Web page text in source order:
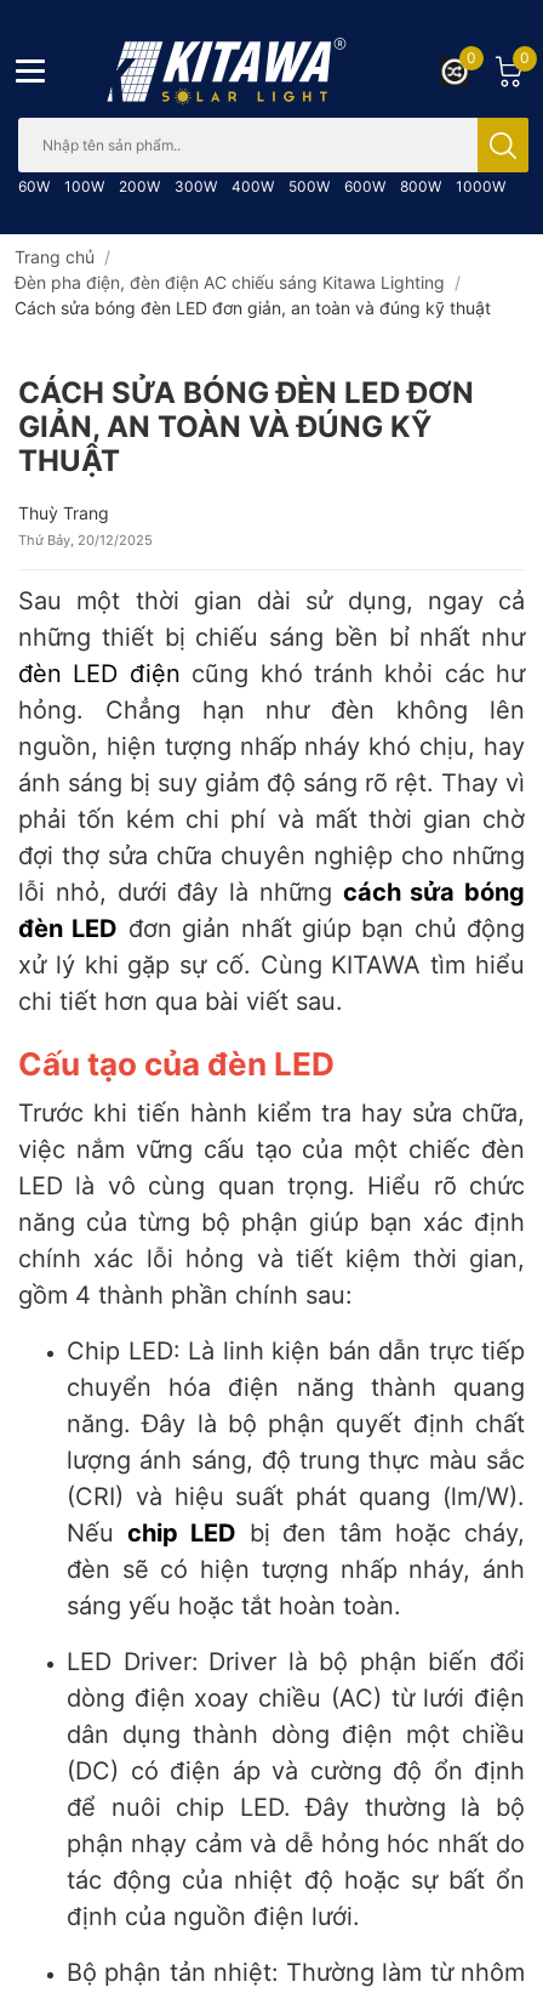
60W 100W 200W 300W 400W 500W 600W 800W 1000W
0
0
Trang chủ /
Đèn pha điện, đèn điện AC chiếu sáng Kitawa Lighting /
Cách sửa bóng đèn LED đơn giản, an toàn và đúng kỹ thuật
CÁCH SỬA BÓNG ĐÈN LED ĐƠN
GIẢN, AN TOÀN VÀ ĐÚNG KỸ
THUẬT
Thuỳ Trang
Thứ Bảy, 20/12/2025
Sau một thời gian dài sử dụng, ngay cả
những thiết bị chiếu sáng bền bỉ nhất như
đèn LED điện cũng khó tránh khỏi các hư
hỏng. Chẳng hạn như đèn không lên
nguồn, hiện tượng nhấp nháy khó chịu, hay
ánh sáng bị suy giảm độ sáng rõ rệt. Thay vì
phải tốn kém chi phí và mất thời gian chờ
đợi thợ sửa chữa chuyên nghiệp cho những
lỗi nhỏ, dưới đây là những cách sửa bóng
đèn LED đơn giản nhất giúp bạn chủ động
xử lý khi gặp sự cố. Cùng KITAWA tìm hiểu
chi tiết hơn qua bài viết sau.
Cấu tạo của đèn LED
Trước khi tiến hành kiểm tra hay sửa chữa,
việc nắm vững cấu tạo của một chiếc đèn
LED là vô cùng quan trọng. Hiểu rõ chức
năng của từng bộ phận giúp bạn xác định
chính xác lỗi hỏng và tiết kiệm thời gian,
gồm 4 thành phần chính sau:
Chip LED: Là linh kiện bán dẫn trực tiếp
chuyển hóa điện năng thành quang
năng. Đây là bộ phận quyết định chất
lượng ánh sáng, độ trung thực màu sắc
(CRI) và hiệu suất phát quang (lm/W).
Nếu chip LED bị đen tâm hoặc cháy,
đèn sẽ có hiện tượng nhấp nháy, ánh
sáng yếu hoặc tắt hoàn toàn.
LED Driver: Driver là bộ phận biến đổi
dòng điện xoay chiều (AC) từ lưới điện
dân dụng thành dòng điện một chiều
(DC) có điện áp và cường độ ổn định
để nuôi chip LED. Đây thường là bộ
phận nhạy cảm và dễ hỏng hóc nhất do
tác động của nhiệt độ hoặc sự bất ổn
định của nguồn điện lưới.
Bộ phận tản nhiệt: Thường làm từ nhôm